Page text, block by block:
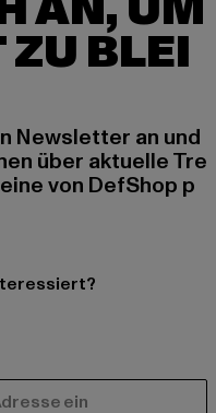
BLEI
Newsletter an und
über aktuelle Tre
von DefShop p